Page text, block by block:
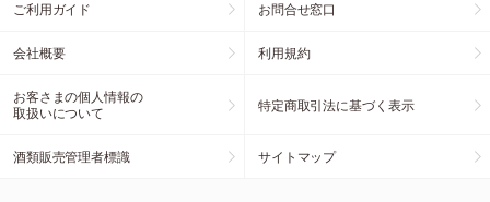
ご利用ガイド お問合せ窓口
会社概要 利用規約
お客さまの個人情報の
取扱いについて
特定商取引法に基づく表示
酒類販売管理者標識 サイトマップ